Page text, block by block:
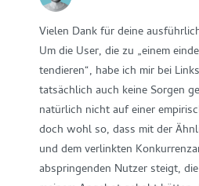
Vielen Dank für deine
Um die User, die zu „einem
tendieren“, habe ich mir bei
tatsächlich auch keine Sorgen
natürlich nicht auf einer
doch wohl so, dass mit der
und dem verlinkten
abspringenden Nutzer steigt,